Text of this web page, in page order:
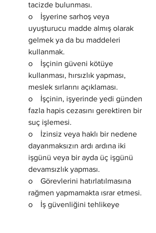
tacizde bulunması.
o    İşyerine sarhoş veya
uyuşturucu madde almış olarak
gelmek ya da bu maddeleri
kullanmak.
o    İşçinin güveni kötüye
kullanması, hırsızlık yapması,
meslek sırlarını açıklaması.
o    İşçinin, işyerinde yedi günden
fazla hapis cezasını gerektiren bir
suç işlemesi.
o    İzinsiz veya haklı bir nedene
dayanmaksızın ardı ardına iki
işgünü veya bir ayda üç işgünü
devamsızlık yapması.
o    Görevlerini hatırlatılmasına
rağmen yapmamakta ısrar etmesi.
o    İş güvenliğini tehlikeye